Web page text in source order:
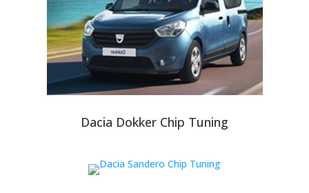
Dacia Dokker Chip Tuning